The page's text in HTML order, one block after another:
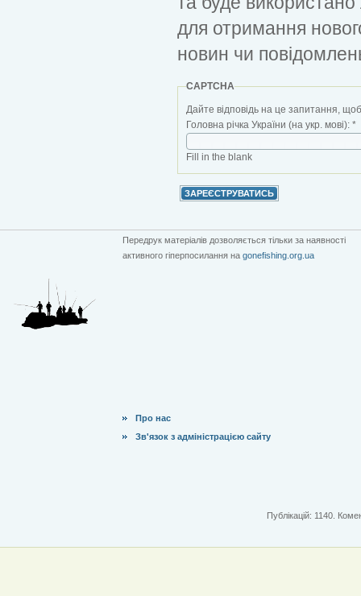
для отримання
новин чи
CAPTCHA
Дайте відповідь на це запитання,
Головна річка України (на укр. мові): *
Fill in the blank
Передрук матеріалів дозволяється тільки за наявності
активного гіперпосилання на gonefishing.org.ua
Про нас
Зв'язок з адміністрацією сайту
Публікацій: 1140.